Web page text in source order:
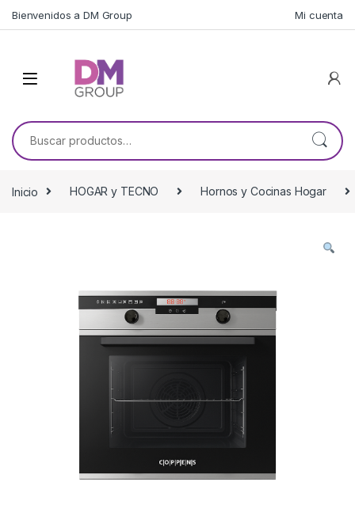
Bienvenidos a DM Group Mi cuenta
Buscar por:
Inicio HOGAR y TECNO Hornos y Cocinas Hogar